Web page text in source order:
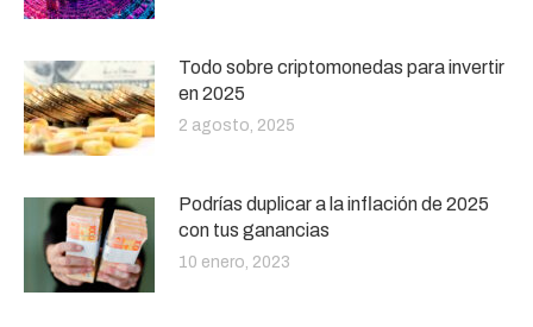
Todo sobre criptomonedas para invertir
en 2025
2 agosto, 2025
Podrías duplicar a la inflación de 2025
con tus ganancias
10 enero, 2023